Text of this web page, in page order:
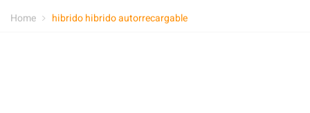
Home hibrido hibrido autorrecargable